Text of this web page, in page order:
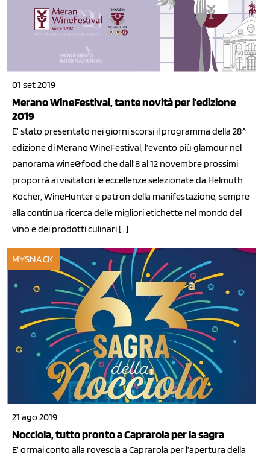
01 set 2019
Merano WineFestival, tante novità per l’edizione
2019
E’ stato presentato nei giorni scorsi il programma della 28^
edizione di Merano WineFestival, l’evento più glamour nel
panorama wine&food che dall’8 al 12 novembre prossimi
proporrà ai visitatori le eccellenze selezionate da Helmuth
Köcher, WineHunter e patron della manifestazione, sempre
alla continua ricerca delle migliori etichette nel mondo del
vino e dei prodotti culinari […]
MYSNACK
21 ago 2019
Nocciola, tutto pronto a Caprarola per la sagra
E’ ormai conto alla rovescia a Caprarola per l’apertura della